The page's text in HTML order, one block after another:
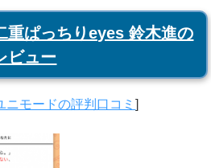
重ぱっちりeyes 鈴木進の
ビュー
ニモードの評判口コミ]